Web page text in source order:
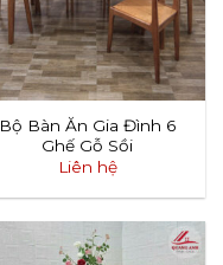
Bộ Bàn Ăn Gia Đình 6
Ghế Gỗ Sồi
Liên hệ